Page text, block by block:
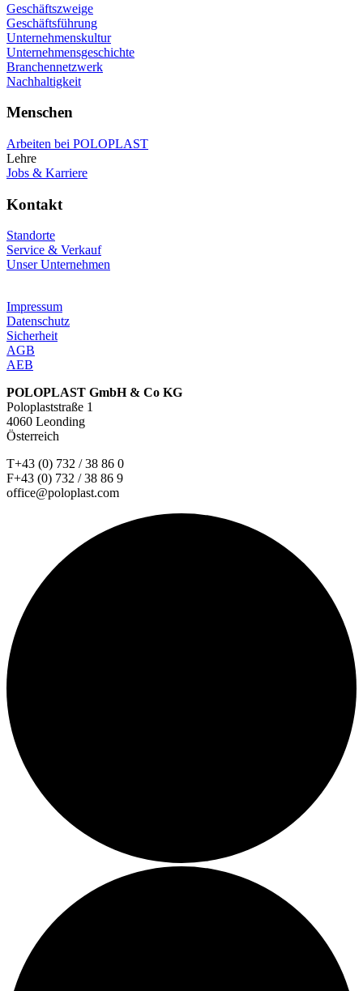
Geschäftszweige
Geschäftsführung
Unternehmenskultur
Unternehmensgeschichte
Branchennetzwerk
Nachhaltigkeit
Menschen
Arbeiten bei POLOPLAST
Lehre
Jobs & Karriere
Kontakt
Standorte
Service & Verkauf
Unser Unternehmen
Impressum
Datenschutz
Sicherheit
AGB
AEB
POLOPLAST GmbH & Co KG
Poloplaststraße 1
4060 Leonding
Österreich
T+43 (0) 732 / 38 86 0
F+43 (0) 732 / 38 86 9
office@poloplast.com